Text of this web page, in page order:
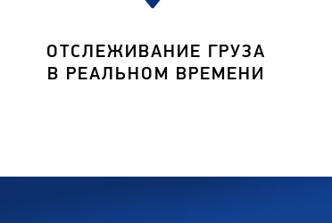
ОТСЛЕЖИВАНИЕ ГРУЗА
В РЕАЛЬНОМ ВРЕМЕНИ